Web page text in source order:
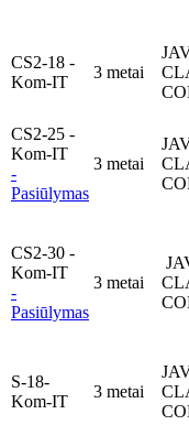
CS2-18 -
Kom-IT
3 metai
CS2-25 -
Kom-IT
-
Pasiūlymas
3 metai
CS2-30 -
Kom-IT
-
Pasiūlymas
3 metai
S-18-
Kom-IT
3 metai